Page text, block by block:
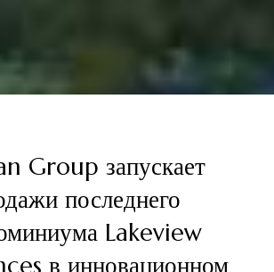
Group запускает
последнего
Lakeview
в инновационном